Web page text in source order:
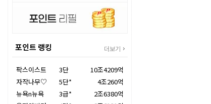
포인트 랭킹 더보기
팍스이스트 3단
10조4209억
자작나무♡
5단*
4조260억
뉴욕n뉴욕
3급*
2조6380억